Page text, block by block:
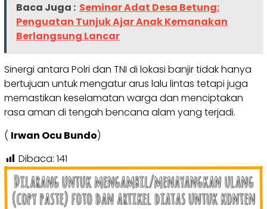
Baca Juga : Seminar Adat Desa Betung:
Penguatan Tunjuk Ajar Anak Kemanakan
Berlangsung Lancar
Sinergi antara Polri dan TNI di lokasi banjir tidak hanya
bertujuan untuk mengatur arus lalu lintas tetapi juga
memastikan keselamatan warga dan menciptakan
rasa aman di tengah bencana alam yang terjadi.
( Irwan Ocu Bundo)
Dibaca: 141